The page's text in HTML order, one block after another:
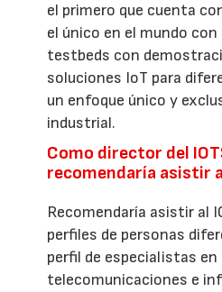
el primero que cuenta
el único en el mundo con
testbeds con
soluciones IoT para
un enfoque único y
industrial.
Como director del
recomendaría asistir
Recomendaría asistir al
perfiles de personas
perfil de especialistas en
telecomunicaciones e